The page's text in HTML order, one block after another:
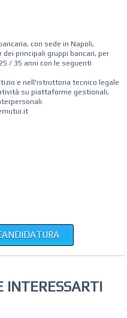
con sede in Napoli,
principali gruppi bancari, per
/ 35 anni con le seguenti
e nell'istruttoria tecnico legale
su piattaforme gestionali,
INTERESSARTI